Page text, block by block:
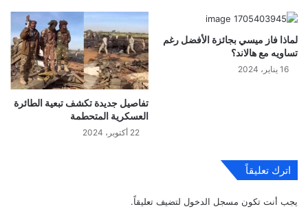
لماذا فاز ميسي بجائزة الأفضل رغم
تساويه مع هالاند؟
16 يناير، 2024
تفاصيل جديدة تكشف تبعية الطائرة
العسكرية المتحطمة
22 أكتوبر، 2024
اترك تعليقاً
يجب أنت تكون مسجل الدخول لتضيف تعليقاً.